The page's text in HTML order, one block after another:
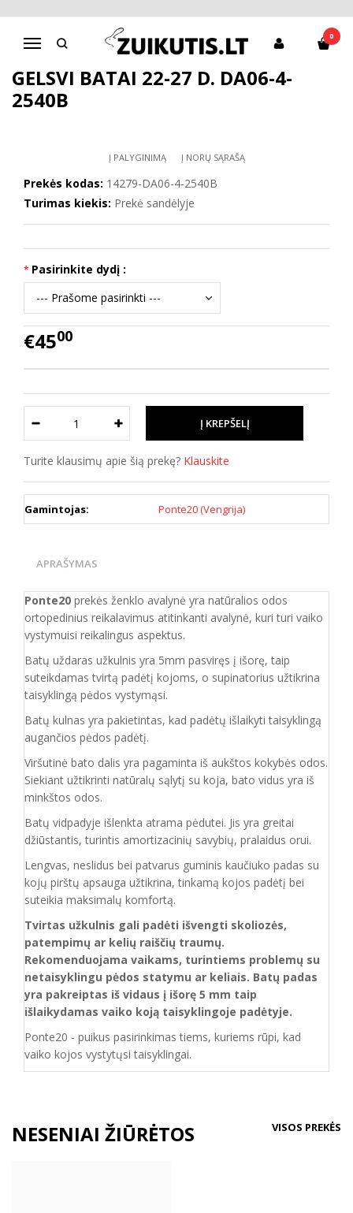
Navigacija
0
Pagrindinis Batai mergaitei
D.D.Step batai mergaitėms
Gelsvi batai 22-27 d. DA06-4-2540B
GELSVI BATAI 22-27 D. DA06-4-
2540B
Į PALYGINIMĄ Į NORŲ SĄRAŠĄ
Prekės kodas: 14279-DA06-4-2540B
Turimas kiekis: Prekė sandėlyje
Pasirinkite dydį :
€4500
Turite klausimų apie šią prekę? Klauskite
Gamintojas: Ponte20 (Vengrija)
APRAŠYMAS
Ponte20 prekės ženklo avalynė yra natūralios odos
ortopedinius reikalavimus atitinkanti avalynė, kuri turi vaiko
vystymuisi reikalingus aspektus.
Batų uždaras užkulnis yra 5mm pasviręs į išorę, taip
suteikdamas tvirtą padėtį kojoms, o supinatorius užtikrina
taisyklingą pėdos vystymąsi.
Batų kulnas yra pakietintas, kad padėtų išlaikyti taisyklingą
augančios pėdos padėtį.
Viršutinė bato dalis yra pagaminta iš aukštos kokybės odos.
Siekiant užtikrinti natūralų sąlytį su koja, bato vidus yra iš
minkštos odos.
Batų vidpadyje išlenkta atrama pėdutei. Jis yra greitai
džiūstantis, turintis amortizacinių savybių, pralaidus orui.
Lengvas, neslidus bei patvarus guminis kaučiuko padas su
kojų pirštų apsauga užtikrina, tinkamą kojos padėtį bei
suteikia maksimalų komfortą.
Tvirtas užkulnis gali padėti išvengti skoliozės,
patempimų ar kelių raiščių traumų.
Rekomenduojama vaikams, turintiems problemų su
netaisyklingu pėdos statymu ar keliais. Batų padas
yra pakreiptas iš vidaus į išorę 5 mm taip
išlaikydamas vaiko koją taisyklingoje padėtyje.
Ponte20 - puikus pasirinkimas tiems, kuriems rūpi, kad
vaiko kojos vystytųsi taisyklingai.
NESENIAI ŽIŪRĖTOS VISOS PREKĖS